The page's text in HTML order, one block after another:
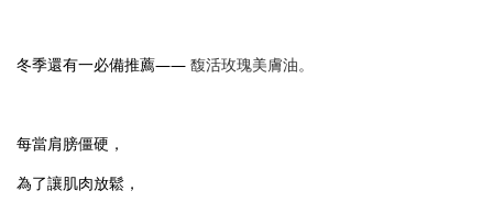
冬季還有一必備推薦—— 馥活玫瑰美膚油。
每當肩膀僵硬，
為了讓肌肉放鬆，